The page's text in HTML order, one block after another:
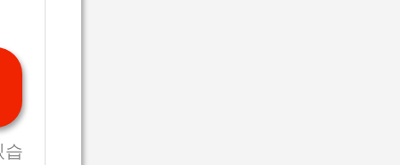
습